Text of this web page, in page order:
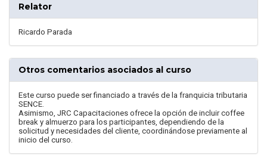
Relator
Ricardo Parada
Otros comentarios asociados al curso
Este curso puede ser financiado a través de la franquicia tributaria
SENCE.
Asimismo, JRC Capacitaciones ofrece la opción de incluir coffee
break y almuerzo para los participantes, dependiendo de la
solicitud y necesidades del cliente, coordinándose previamente al
inicio del curso.